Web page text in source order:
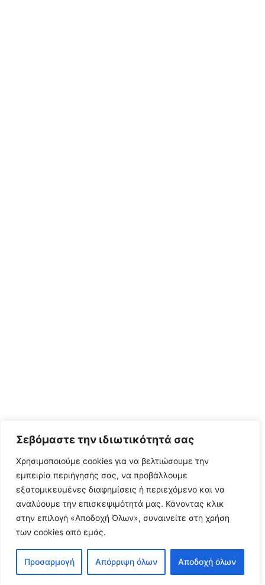
Σεβόμαστε την ιδιωτικότητά σας
Χρησιμοποιούμε cookies για να βελτιώσουμε την
εμπειρία περιήγησής σας, να προβάλλουμε
εξατομικευμένες διαφημίσεις ή περιεχόμενο και να
αναλύουμε την επισκεψιμότητά μας. Κάνοντας κλικ
στην επιλογή «Αποδοχή Όλων», συναινείτε στη χρήση
των cookies από εμάς.
Προσαρμογή Απόρριψη όλων Αποδοχή όλων